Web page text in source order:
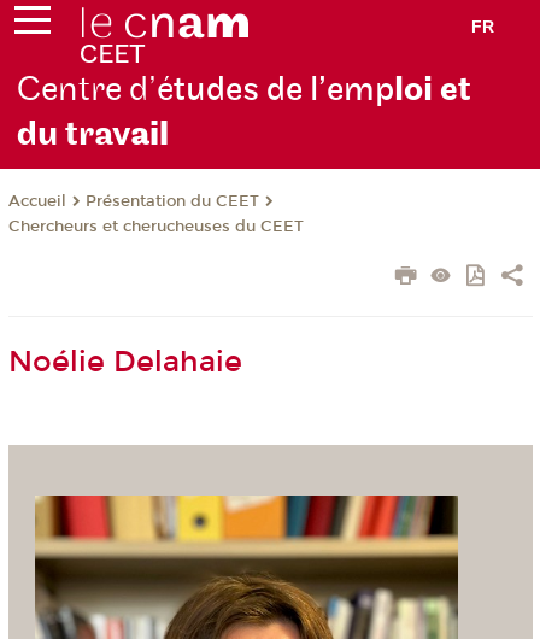
FR
Centre d’études de l’emploi et
du travail
Accueil
Présentation du CEET
Chercheurs et cherucheuses du CEET
Noélie Delahaie